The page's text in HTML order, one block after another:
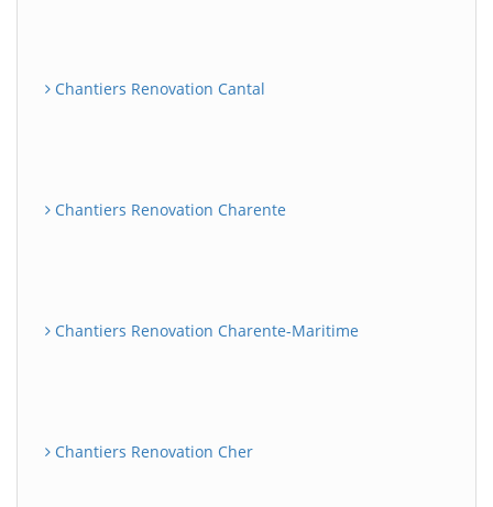
Chantiers Renovation Cantal
Chantiers Renovation Charente
Chantiers Renovation Charente-Maritime
Chantiers Renovation Cher